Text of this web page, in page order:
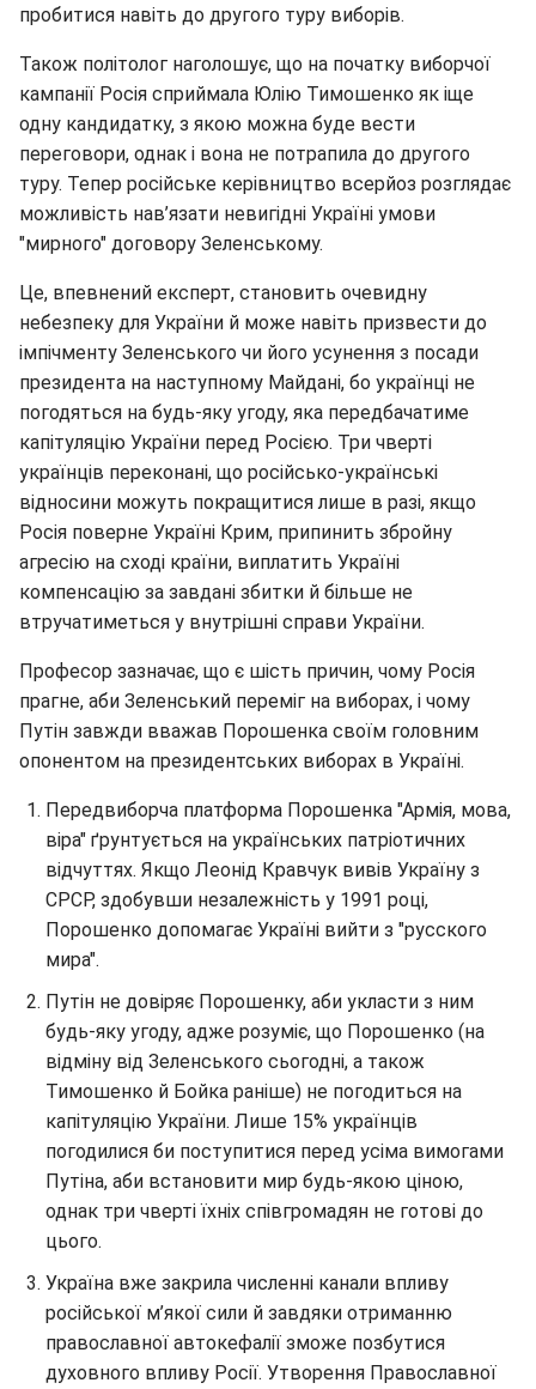
пробитися навіть до другого туру виборів.
Також політолог наголошує, що на початку виборчої
кампанії Росія сприймала Юлію Тимошенко як іще
одну кандидатку, з якою можна буде вести
переговори, однак і вона не потрапила до другого
туру. Тепер російське керівництво всерйоз розглядає
можливість нав’язати невигідні Україні умови
"мирного" договору Зеленському.
Це, впевнений експерт, становить очевидну
небезпеку для України й може навіть призвести до
імпічменту Зеленського чи його усунення з посади
президента на наступному Майдані, бо українці не
погодяться на будь-яку угоду, яка передбачатиме
капітуляцію України перед Росією. Три чверті
українців переконані, що російсько-українські
відносини можуть покращитися лише в разі, якщо
Росія поверне Україні Крим, припинить збройну
агресію на сході країни, виплатить Україні
компенсацію за завдані збитки й більше не
втручатиметься у внутрішні справи України.
Професор зазначає, що є шість причин, чому Росія
прагне, аби Зеленський переміг на виборах, і чому
Путін завжди вважав Порошенка своїм головним
опонентом на президентських виборах в Україні.
Передвиборча платформа Порошенка "Армія, мова,
віра" ґрунтується на українських патріотичних
відчуттях. Якщо Леонід Кравчук вивів Україну з
СРСР, здобувши незалежність у 1991 році,
Порошенко допомагає Україні вийти з "русского
мира".
Путін не довіряє Порошенку, аби укласти з ним
будь-яку угоду, адже розуміє, що Порошенко (на
відміну від Зеленського сьогодні, а також
Тимошенко й Бойка раніше) не погодиться на
капітуляцію України. Лише 15% українців
погодилися би поступитися перед усіма вимогами
Путіна, аби встановити мир будь-якою ціною,
однак три чверті їхніх співгромадян не готові до
цього.
Україна вже закрила численні канали впливу
російської м’якої сили й завдяки отриманню
православної автокефалії зможе позбутися
духовного впливу Росії. Утворення Православної